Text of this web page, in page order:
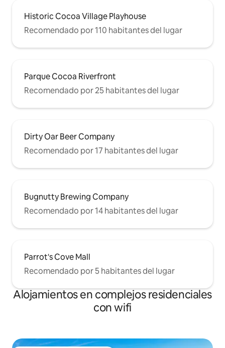
Historic Cocoa Village Playhouse
Recomendado por 110 habitantes del lugar
Parque Cocoa Riverfront
Recomendado por 25 habitantes del lugar
Dirty Oar Beer Company
Recomendado por 17 habitantes del lugar
Bugnutty Brewing Company
Recomendado por 14 habitantes del lugar
Parrot's Cove Mall
Recomendado por 5 habitantes del lugar
Alojamientos en complejos residenciales
con wifi